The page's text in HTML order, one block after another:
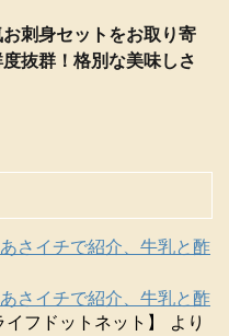
刺身セットをお取り寄
抜群！格別な美味しさ
さイチで紹介、牛乳と酢
さイチで紹介、牛乳と酢
フドットネット】
より